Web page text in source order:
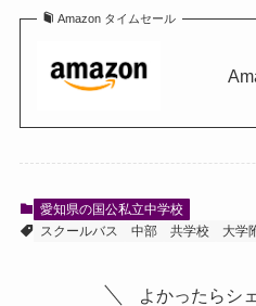
Amazon タイムセール
愛知県の国公私立中学校
スクールバス
中部 共学校 大学
よかったらシ